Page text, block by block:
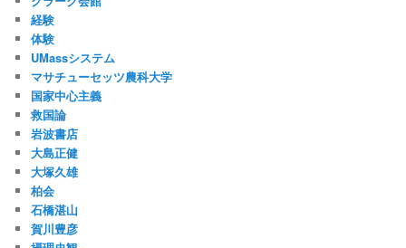
経験
体験
UMassシステム
マサチューセッツ農科大学
国家中心主義
救国論
岩波書店
大島正健
大塚久雄
柏会
石橋湛山
賀川豊彦